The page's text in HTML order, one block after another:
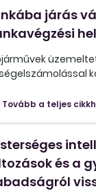
járás
Tovább a teljes
és a